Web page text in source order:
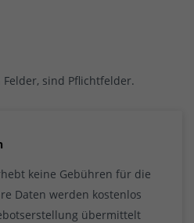
sind Pflichtfelder.
keine Gebühren für die
Daten werden kostenlos
übermittelt